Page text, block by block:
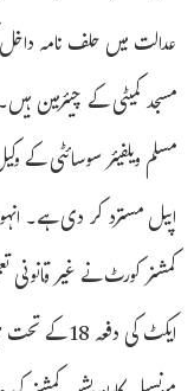
مسجد کمیٹی کے چیئرمین ہیں۔
مسلم ویلفیئر سوسائٹی
اپیل مسترد کر دی ہے۔
کمشنر کورٹ نے غیر قانونی
ایکٹ کی